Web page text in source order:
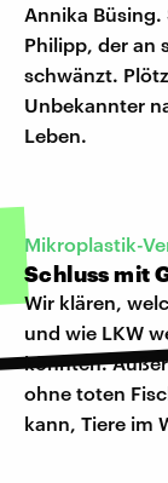
Annika
Philipp, der an
schwänzt.
Unbekannter
Leben.
Mikroplastik-
Schluss mit
Wir klären,
und wie LKW
könnten.
ohne toten
kann, Tiere im